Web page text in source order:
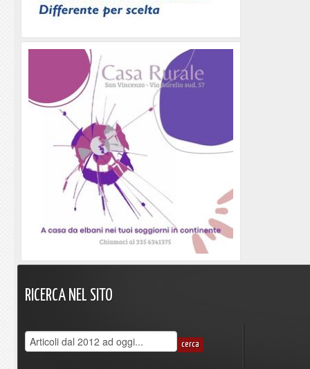
RICERCA NEL SITO